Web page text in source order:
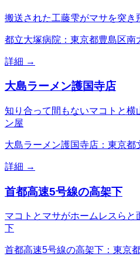
搬送された工藤雫がマサを突き
都立大塚病院：東京都豊島区南
詳細 →
大島ラーメン護国寺店
知り合って間もないマコトと横
ン屋
大島ラーメン護国寺店：東京都
詳細 →
首都高速5号線の高架下
マコトとマサがホームレスら
下
首都高速5号線の高架下：東京